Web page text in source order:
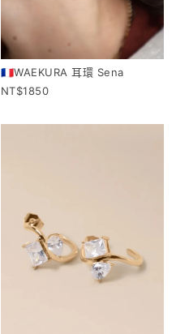
🇫🇷WAEKURA 耳環 Sena
1850